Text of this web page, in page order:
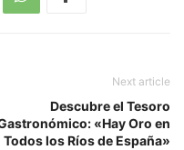
Next article
Descubre el Tesoro
«Hay Oro en
Todos los Ríos de España»